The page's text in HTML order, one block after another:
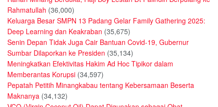
Rahmatullah (36,000)
Keluarga Besar SMPN 13 Padang Gelar Family Gathering 2025:
Deep Learning dan Keakraban (35,675)
Senin Depan Tidak Juga Cair Bantuan Covid-19, Gubernur
Sumbar Dilaporkan ke Presiden (35,134)
Meningkatkan Efektivitas Hakim Ad Hoc Tipikor dalam
Memberantas Korupsi (34,597)
Pepatah Petitih Minangkabau tentang Kebersamaan Beserta
Maknanya (34,132)